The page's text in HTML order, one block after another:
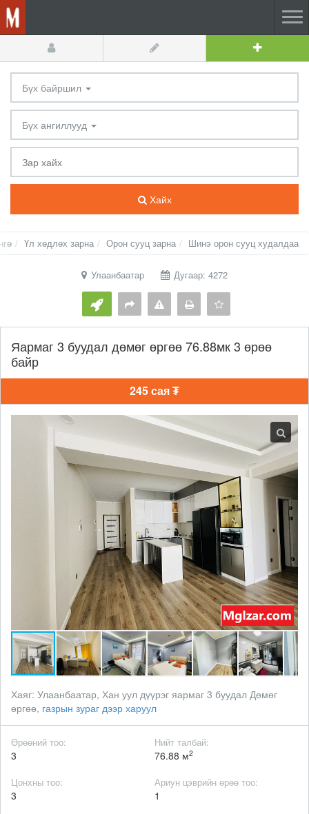
Бүх байршил
Бүх ангиллууд
Хайх
Үл хөдлөх зарна Орон сууц зарна Шинэ орон сууц худалдаа
Улаанбаатар Дугаар: 4272
Яармаг 3 буудал дөмөг өргөө 76.88мк 3 өрөө
байр
245 сая ₮
Хаяг: Улаанбаатар, Хан уул дүүрэг яармаг 3 буудал Дөмөг
өргөө, газрын зураг дээр харуул
Өрөөний тоо:
3
Нийт талбай:
76.88 м2
Цонхны тоо:
3
Ариун цэврийн өрөө тоо:
1